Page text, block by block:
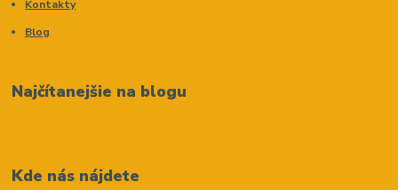
Kontakty
Blog
Najčítanejšie na blogu
Kde nás nájdete